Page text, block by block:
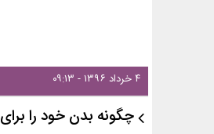
۴ خرداد ۱۳۹۶ - ۰۹:۱۳
چگونه بدن خود را